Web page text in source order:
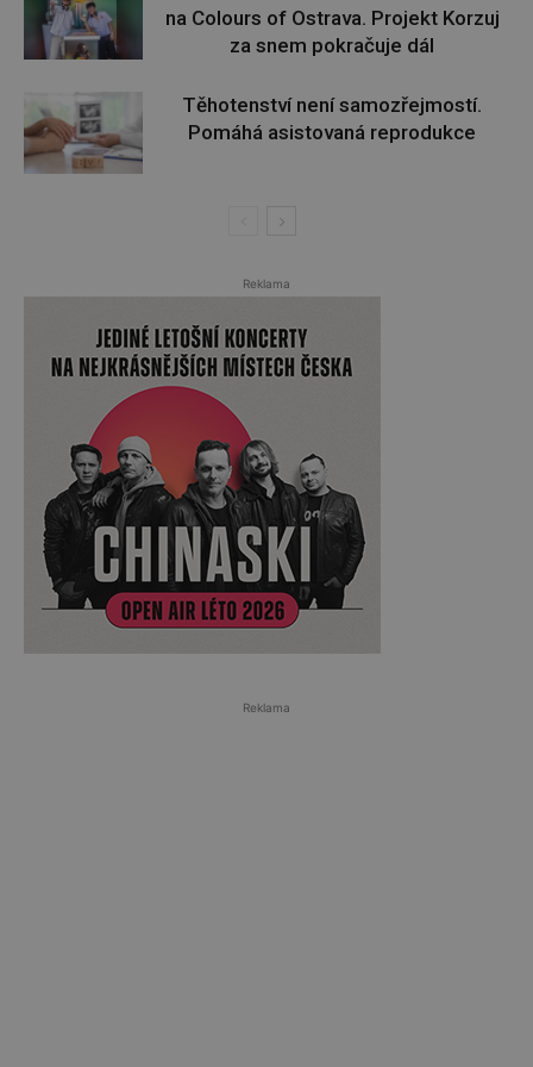
na Colours of Ostrava. Projekt Korzuj
za snem pokračuje dál
Těhotenství není samozřejmostí.
Pomáhá asistovaná reprodukce
Reklama
Reklama